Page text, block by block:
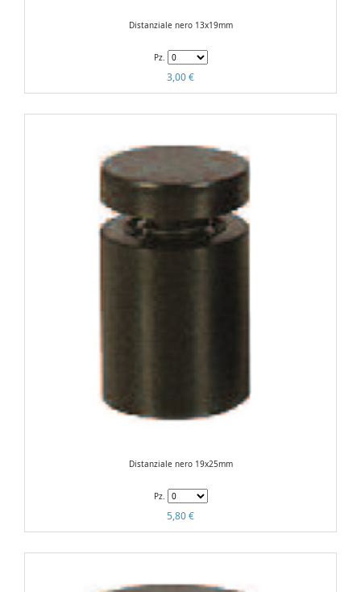
Distanziale nero 13x19mm
Pz.
3,00 €
Distanziale nero 19x25mm
Pz.
5,80 €